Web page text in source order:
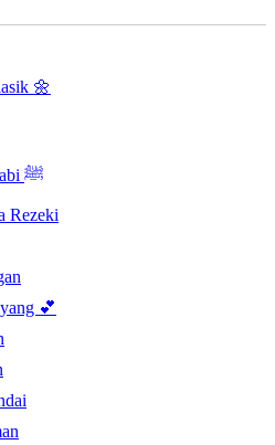
🌼
Inspirasi Nama Sahabat Nabi ﷺ
Rezeki
💕